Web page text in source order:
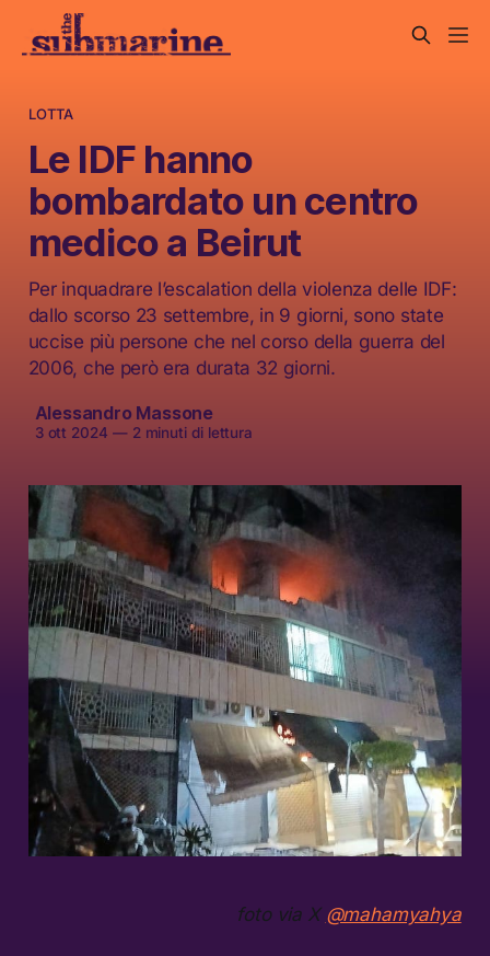
LOTTA
Le IDF hanno
bombardato un centro
medico a Beirut
Per inquadrare l’escalation della violenza delle IDF:
dallo scorso 23 settembre, in 9 giorni, sono state
uccise più persone che nel corso della guerra del
2006, che però era durata 32 giorni.
Alessandro Massone
3 ott 2024 —2 minuti di lettura
foto via X @mahamyahya